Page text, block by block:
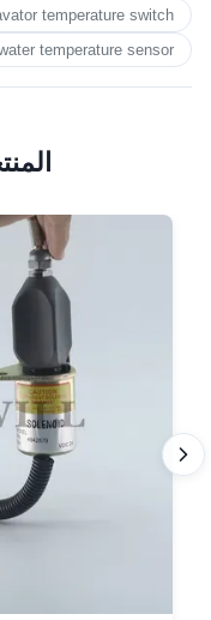
temperature switch
temperature sensor